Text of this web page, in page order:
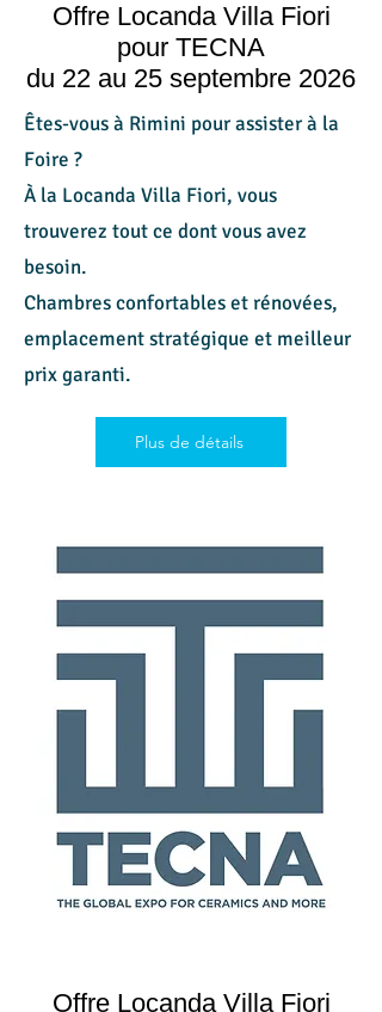
Offre Locanda Villa Fiori
pour TECNA
du 22 au 25 septembre 2026
Êtes-vous à Rimini pour assister à la
Foire ?
À la Locanda Villa Fiori, vous
trouverez tout ce dont vous avez
besoin.
Chambres confortables et rénovées,
emplacement stratégique et meilleur
prix garanti.
Plus de détails
Offre Locanda Villa Fiori